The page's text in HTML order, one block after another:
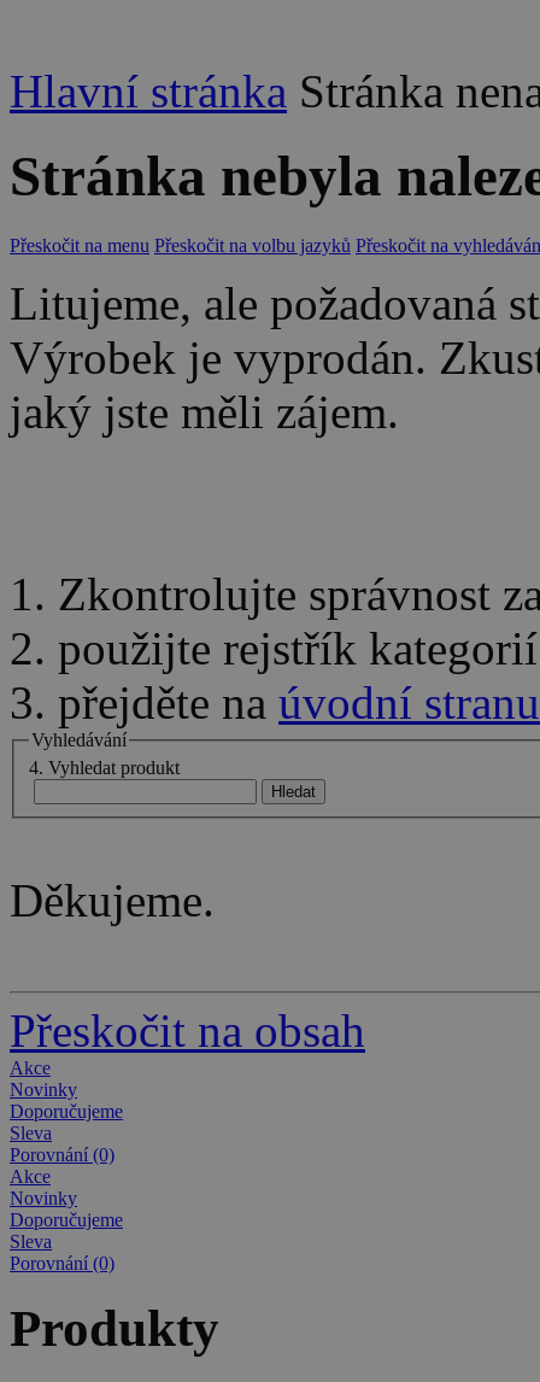
Hlavní stránka Stránka
Stránka nebyla
Přeskočit na menu Přeskočit na volbu jazyků Přeskočit na
Litujeme, ale požadovaná
Výrobek je vyprodán.
jaký jste měli zájem.
1. Zkontrolujte správnost
2. použijte rejstřík
3. přejděte na úvodní stranu
4. Vyhledat produkt
Vyhledávání
Děkujeme.
Přeskočit na obsah
Akce
Novinky
Doporučujeme
Sleva
Porovnání (0)
Akce
Novinky
Doporučujeme
Sleva
Porovnání (0)
Produkty